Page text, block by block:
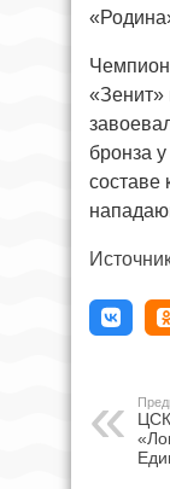
«Зенит»
бронза
составе